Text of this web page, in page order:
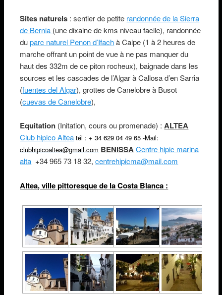
Sites naturels : sentier de petite randonnée de la Sierra
de Bernia (une dixaine de kms niveau facile), randonnée
duparc naturel Penon d’Ifachà Calpe (1 à 2 heures de
marche offrant un point de vue à ne pas manquer du
haut des 332m de ce piton rocheux), baignade dans les
sources et les cascades de l’Algar à Callosa d’en Sarria
(fuentes del Algar), grottes de Canelobre à Busot
(cuevas de Canelobre),
Equitation (Initation, cours ou promenade) : ALTEA
Club hipico Altea tél : + 34 629 04 49 65-Mail:
clubhipicoaltea@gmail.com BENISSA Centre hipic marina
alta +34 965 73 18 32,centrehipicma@mail.com
Altea, ville pittoresque de la Costa Blanca :